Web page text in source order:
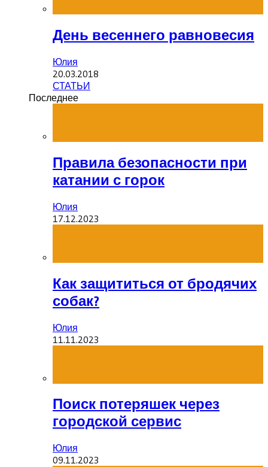
День весеннего равновесия
Юлия
20.03.2018
СТАТЬИ
Последнее
Правила безопасности при
катании с горок
Юлия
17.12.2023
Как защититься от бродячих
собак?
Юлия
11.11.2023
Поиск потеряшек через
городской сервис
Юлия
09.11.2023